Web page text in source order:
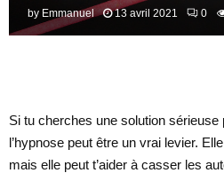
by Emmanuel 13 avril 2021 0
Si tu cherches une solution sérieuse
l’hypnose peut être un vrai levier.
mais elle peut t’aider à casser les